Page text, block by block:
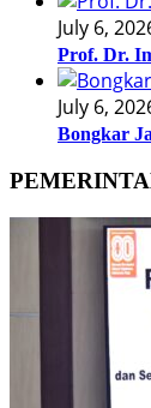
July 6,
Prof. Dr.
July 6,
Bongkar